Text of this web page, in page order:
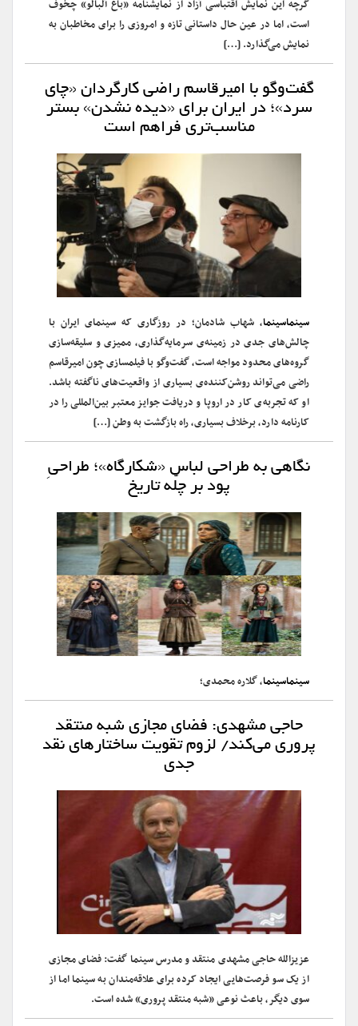
گرچه این نمایش اقتباسی آزاد از نمایشنامه «باغ آلبالو» چخوف
است، اما در عین حال داستانی تازه و امروزی را برای مخاطبان به
نمایش می‌گذارد. […]
گفت‌وگو با امیرقاسم راضی کارگردان «چای
سرد»؛ در ایران برای «دیده نشدن» بستر
مناسب‌تری فراهم است
سینماسینما، شهاب شادمان؛ در روزگاری که سینمای ایران با
چالش‌های جدی در زمینه‌ی سرمایه‌گذاری، ممیزی و سلیقه‌سازی
گروه‌های محدود مواجه است، گفت‌وگو با فیلمسازی چون امیرقاسم
راضی می‌تواند روشن‌کننده‌ی بسیاری از واقعیت‌های ناگفته باشد.
او که تجربه‌ی کار در اروپا و دریافت جوایز معتبر بین‌المللی را در
کارنامه دارد، برخلاف بسیاری، راه بازگشت به وطن […]
نگاهی به طراحی لباس «شکارگاه»؛ طراحیِ
پود بر چلّه تاریخ
سینماسینما، گلاره محمدی؛
حاجی‌ مشهدی: فضای مجازی شبه‌ منتقد
پروری می‌کند/ لزوم تقویت ساختارهای نقد
جدی
عزیزالله حاجی مشهدی منتقد و مدرس سینما گفت: فضای مجازی
از یک سو فرصت‌هایی ایجاد کرده برای علاقه‌مندان به سینما اما از
سوی دیگر، باعث نوعی «شبه ‌منتقد پروری» شده است.